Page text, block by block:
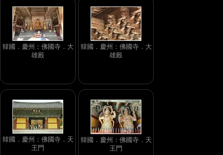
韓國．慶州：佛國寺．大
雄殿
韓國．慶州：佛國寺．大
雄殿
韓國．慶州：佛國寺．天
王門
韓國．慶州：佛國寺．天
王門